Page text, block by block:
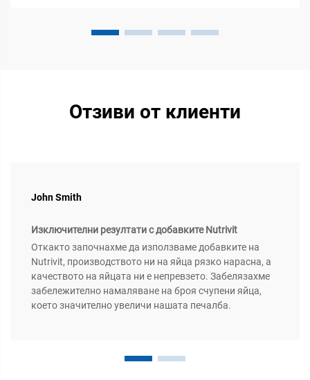
Отзиви от клиенти
John Smith
Изключителни резултати с добавките Nutrivit
Откакто започнахме да използваме добавките на
Nutrivit, производството ни на яйца рязко нарасна, а
качеството на яйцата ни е непревзето. Забелязахме
забележително намаляване на броя счупени яйца,
което значително увеличи нашата печалба.